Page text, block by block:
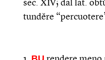
sec. XIV; dal lat.
tundĕre